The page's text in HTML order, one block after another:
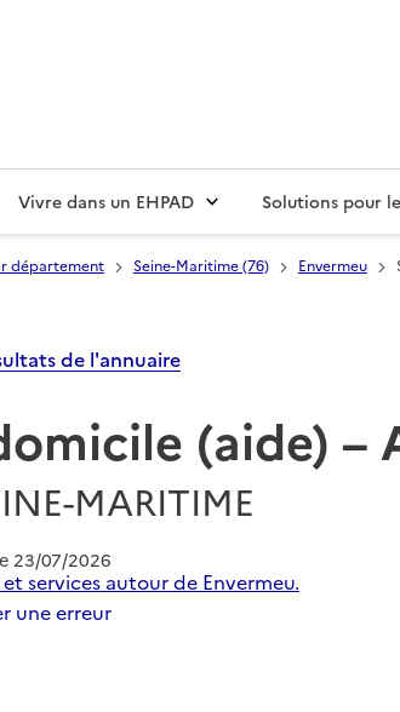
Vivre dans un EHPAD Solutions pour
département Seine-Maritime (76) Envermeu
de l'annuaire
(aide) –
MARITIME
23/07/2026
services autour de Envermeu.
une erreur